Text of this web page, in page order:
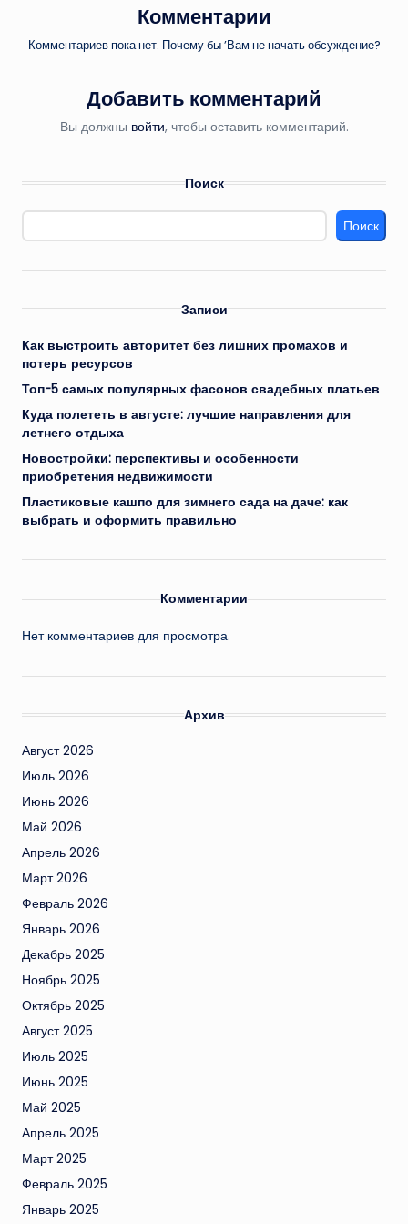
Комментарии
Комментариев пока нет. Почему бы ’Вам не начать обсуждение?
Добавить комментарий
Вы должны войти, чтобы оставить комментарий.
Поиск
Поиск
Записи
Как выстроить авторитет без лишних промахов и
потерь ресурсов
Топ-5 самых популярных фасонов свадебных платьев
Куда полететь в августе: лучшие направления для
летнего отдыха
Новостройки: перспективы и особенности
приобретения недвижимости
Пластиковые кашпо для зимнего сада на даче: как
выбрать и оформить правильно
Комментарии
Нет комментариев для просмотра.
Архив
Август 2026
Июль 2026
Июнь 2026
Май 2026
Апрель 2026
Март 2026
Февраль 2026
Январь 2026
Декабрь 2025
Ноябрь 2025
Октябрь 2025
Август 2025
Июль 2025
Июнь 2025
Май 2025
Апрель 2025
Март 2025
Февраль 2025
Январь 2025